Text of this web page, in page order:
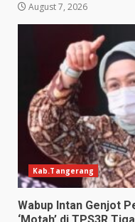
August 7, 2026
Kab.Tangerang
Wabup Intan Genjot